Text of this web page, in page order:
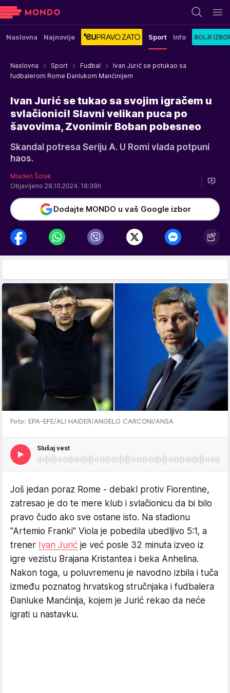
Naslovna Najnovije Sport Info
Naslovna Sport Fudbal
Ivan Jurić se potukao sa
fudbalerom Rome Đanlukom Manćinijem
Ivan Jurić se tukao sa svojim igračem u
svlačionici! Slavni velikan puca po
šavovima, Zvonimir Boban pobesneo
Skandal potresa Seriju A. U Romi vlada potpuni
haos.
Mladen Šolak
Objavljeno 28.10.2024. 18:39h
Dodajte MONDO u vaš Google izbor
Foto: EPA-EFE/ALI HAIDER/ANGELO CARCONI/ANSA
Slušaj vest
Još jedan poraz Rome - debakl protiv Fiorentine,
zatresao je do te mere klub i svlačionicu da bi bilo
pravo čudo ako sve ostane isto. Na stadionu
"Artemio Franki" Viola je pobedila ubedljivo 5:1, a
trener Ivan Jurić je već posle 32 minuta izveo iz
igre vezistu Brajana Kristantea i beka Anhelina.
Nakon toga, u poluvremenu je navodno izbila i tuča
između poznatog hrvatskog stručnjaka i fudbalera
Đanluke Manćinija, kojem je Jurić rekao da neće
igrati u nastavku.